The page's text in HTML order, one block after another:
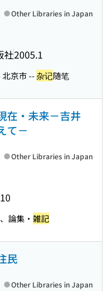
社2005.1
Other Libraries in Japan
北京市 --杂记随笔
在・未来－吉井
て－
Other Libraries in Japan
論集・ 雑記
民
Other Libraries in Japan